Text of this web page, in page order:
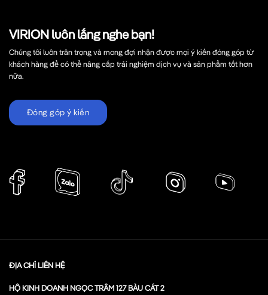
VIRION luôn lắng nghe bạn!
Chúng tôi luôn trân trọng và mong đợi nhận được mọi ý kiến đóng góp từ
khách hàng để có thể nâng cấp trải nghiệm dịch vụ và sản phẩm tốt hơn
nữa.
Đóng góp ý kiến
ĐỊA CHỈ LIÊN HỆ
HỘ KINH DOANH NGỌC TRÂM 127 BÀU CÁT 2